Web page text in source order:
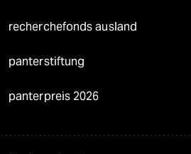
recherchefonds ausland
panterstiftung
panterpreis 2026